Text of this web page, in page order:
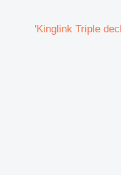
Kinglink Triple